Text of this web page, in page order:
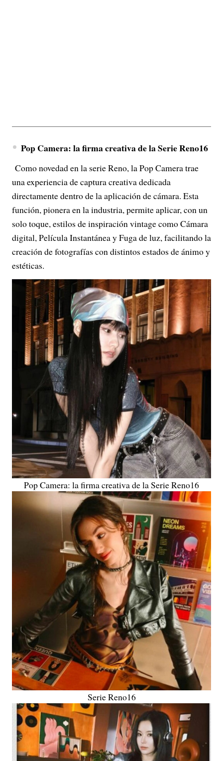
Pop Camera: la firma creativa de la Serie Reno16
Como novedad en la serie Reno, la Pop Camera trae
una experiencia de captura creativa dedicada
directamente dentro de la aplicación de cámara. Esta
función, pionera en la industria, permite aplicar, con un
solo toque, estilos de inspiración vintage como Cámara
digital, Película Instantánea y Fuga de luz, facilitando la
creación de fotografías con distintos estados de ánimo y
estéticas.
Pop Camera: la firma creativa de la Serie Reno16
Serie Reno16